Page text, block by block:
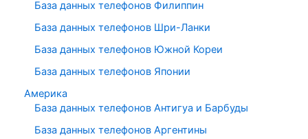
База данных телефонов Филиппин
База данных телефонов Шри-Ланки
База данных телефонов Южной Кореи
База данных телефонов Японии
Америка
База данных телефонов Антигуа и Барбуды
База данных телефонов Аргентины